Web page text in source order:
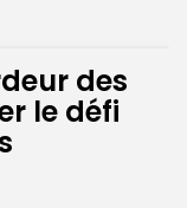
des
le défi